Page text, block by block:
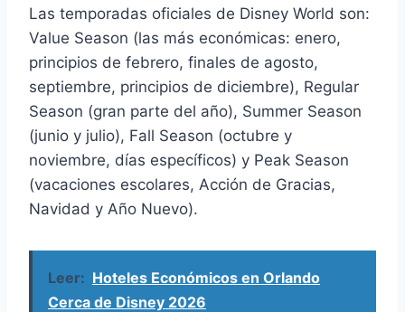
Las temporadas oficiales de Disney World son:
Value Season (las más económicas: enero,
principios de febrero, finales de agosto,
septiembre, principios de diciembre), Regular
Season (gran parte del año), Summer Season
(junio y julio), Fall Season (octubre y
noviembre, días específicos) y Peak Season
(vacaciones escolares, Acción de Gracias,
Navidad y Año Nuevo).
Leer: Hoteles Económicos en Orlando
Cerca de Disney 2026